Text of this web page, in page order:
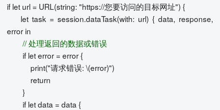
if let url = URL(string: "https://您要访问的目标网址") {
let task = session.dataTask(with: url) { data, response,
error in
// 处理返回的数据或错误
if let error = error {
print("请求错误: \(error)")
return
}
if let data = data {